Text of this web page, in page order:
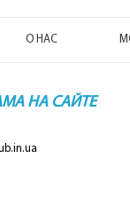
О НАС
НА САЙТЕ